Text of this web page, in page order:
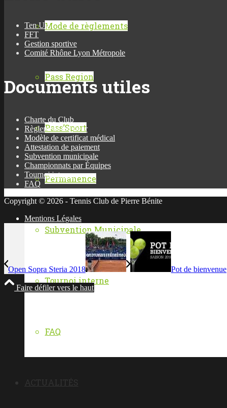
Mode de règlements
Pass Region
Pass’Sport
Permanence
Subvention Municipale
Tournoi interne
FAQ
ACTUALITÉS
Ten Up
FFT
Gestion sportive
Comité Rhône Lyon Métropole
Documents utiles
Charte du Club
Règlement intérieur
Modèle de certificat médical
Attestation de paiement
Subvention municipale
Championnats par Équipes
Tournoi interne
FAQ
Copyright © 2026 - Tennis Club de Pierre Bénite
Mentions Légales
Open Sopra Steria 2018 Pot de bienvenue
Faire défiler vers le haut